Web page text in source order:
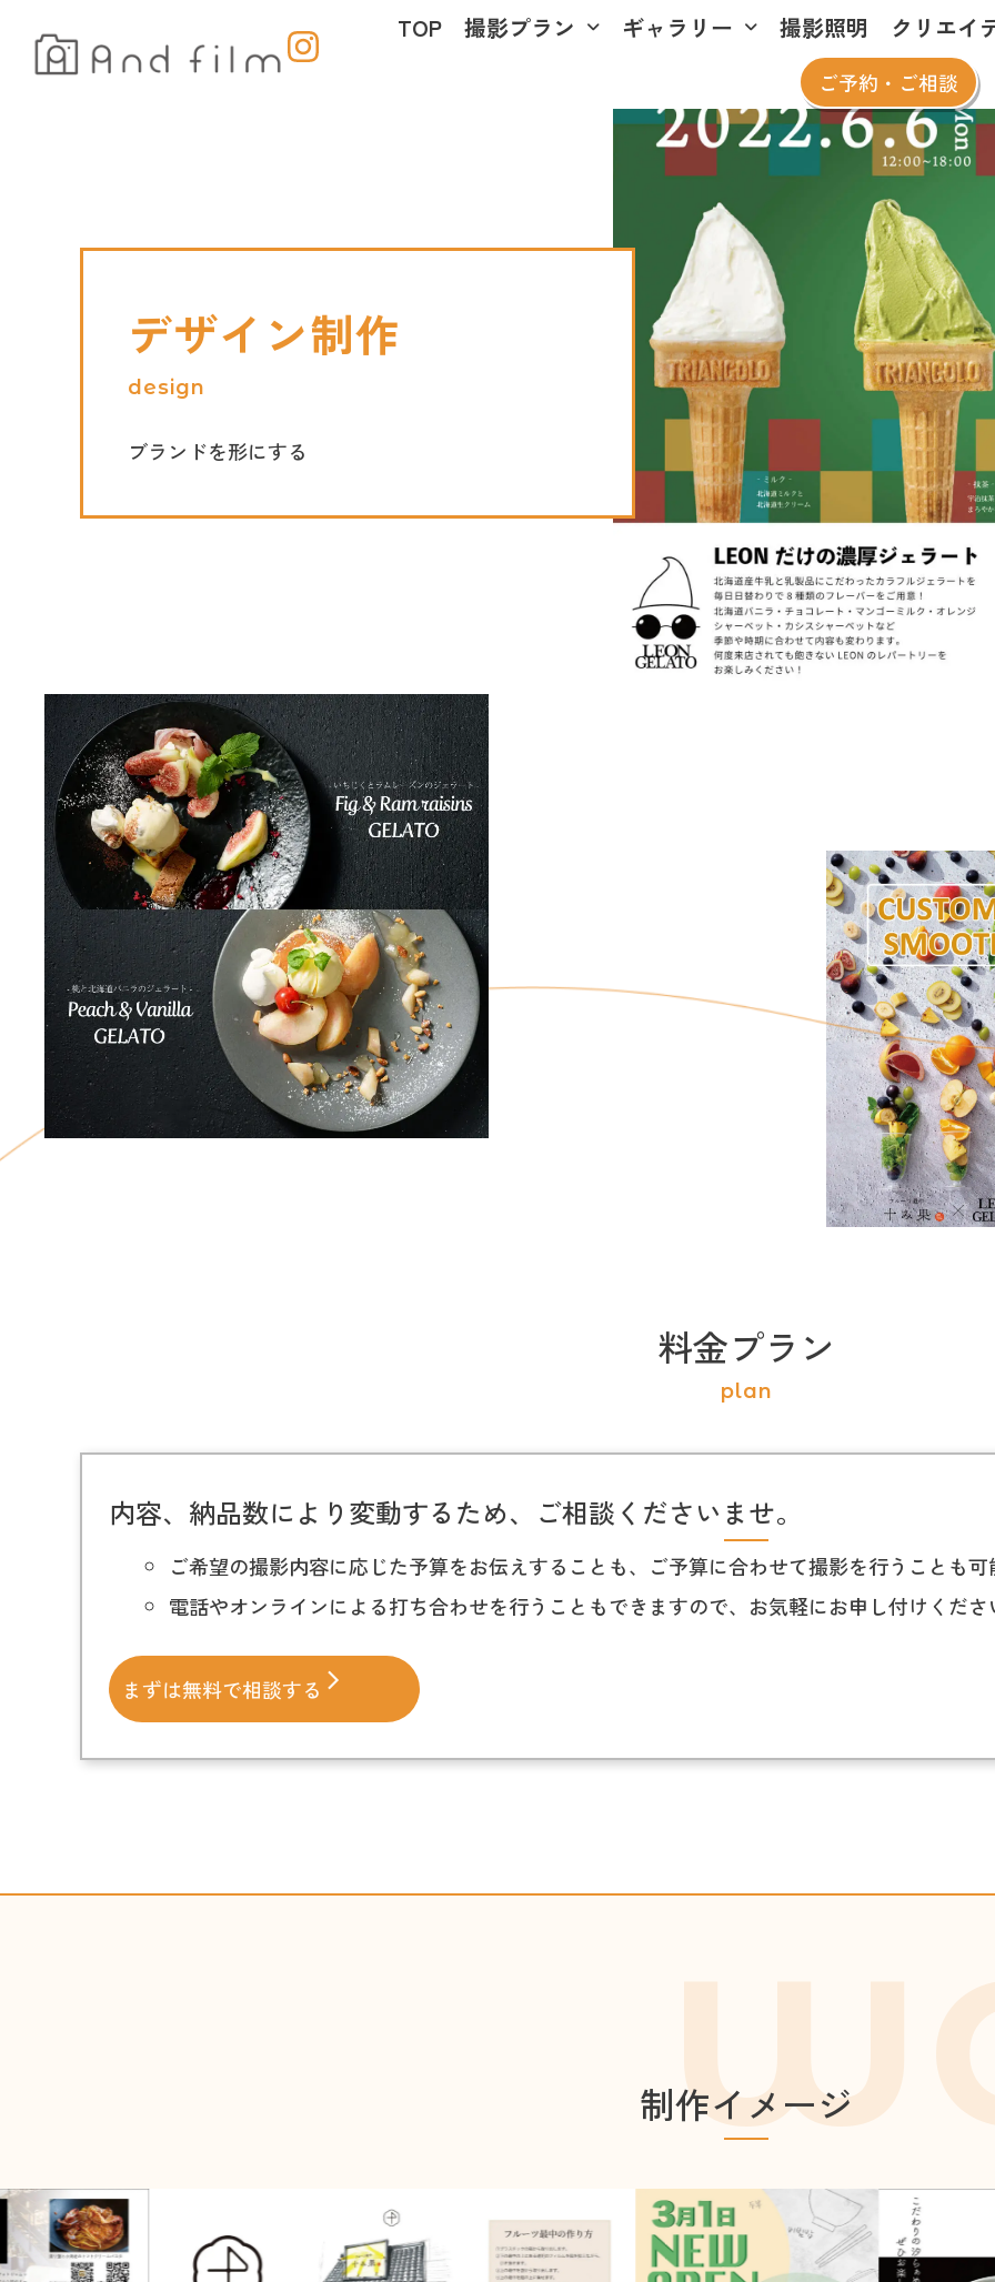
TOP 撮影プラン ギャラリー 撮影照明 クリエイ
ご予約・ご相談
デザイン制作
design
ブランドを形にする
料金プラン
plan
内容、納品数により変動するため、ご相談くださいませ。
ご希望の撮影内容に応じた予算をお伝えすることも、ご予算に合わせて撮影を行うことも
電話やオンラインによる打ち合わせを行うこともできますので、お気軽にお申し付けくだ
まずは無料で相談する
制作イメージ